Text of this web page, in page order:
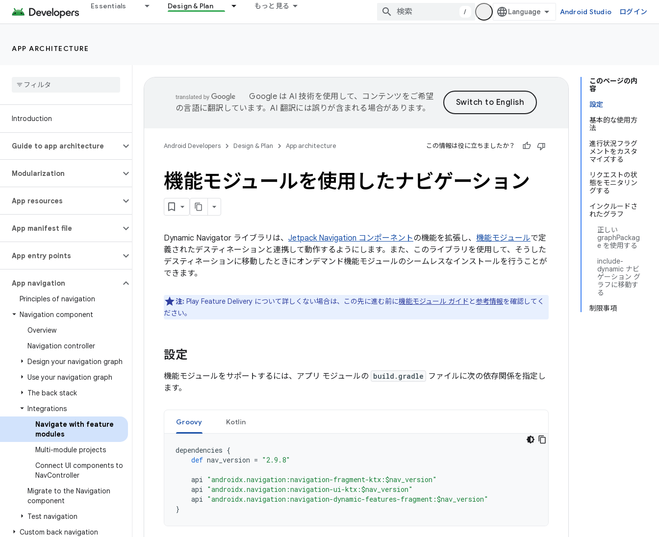
Essentials Design & Plan もっと見る
/ Android Studio ログイン
APP ARCHITECTURE
Introduction
Guide to app architecture
Modularization
App resources
App manifest file
App entry points
App navigation
Principles of navigation
Navigation component
Overview
Navigation controller
Design your navigation graph
Use your navigation graph
The back stack
Integrations
Navigate with feature
modules
Multi-module projects
Connect UI components to
NavController
Migrate to the Navigation
component
Test navigation
Custom back navigation
このページの内
容
設定
基本的な使用方
法
進行状況フラグ
メントをカスタ
マイズする
リクエストの状
態をモニタリン
グする
インクルードさ
れたグラフ
正しい
graphPackag
e を使用する
include-
dynamic ナビ
ゲーション グ
ラフに移動す
る
制限事項
Google は AI 技術を使用して、コンテンツをご希望
の言語に翻訳しています。AI 翻訳には誤りが含まれる場合があります。
Android Developers Design & Plan App architecture この情報は役に立ちましたか？
機能モジュールを使用したナビゲーション
Dynamic Navigator ライブラリは、 Jetpack Navigation コンポーネントの機能を拡張し、 機能モジュールで定
義されたデスティネーションと連携して動作するようにします。また、このライブラリを使用して、そうした
デスティネーションに移動したときにオンデマンド機能モジュールのシームレスなインストールを行うことが
できます。
注: Play Feature Delivery について詳しくない場合は、この先に進む前に機能モジュール ガイド と参考情報を確認してく
ださい。
設定
機能モジュールをサポートするには、アプリ モジュールの build.gradle
ファイルに次の依存関係を指定し
ます。
Groovy Kotlin
dependencies {
def nav_version = "2.9.8"
api "androidx.navigation:navigation-fragment-ktx:$nav_version"
api "androidx.navigation:navigation-ui-ktx:$nav_version"
api "androidx.navigation:navigation-dynamic-features-fragment:$nav_version"
}